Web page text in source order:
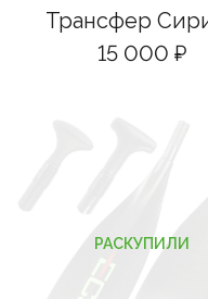
Трансфер
15 000 ₽
РАСКУПИЛИ